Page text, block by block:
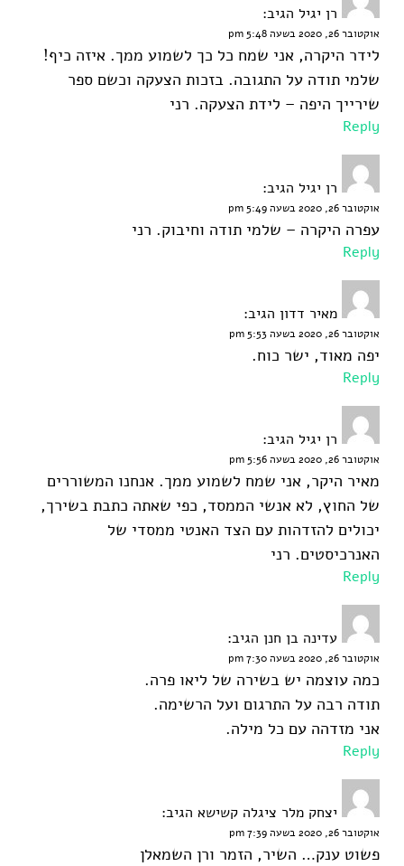
רן יגיל הגיב:
אוקטובר 26, 2020 בשעה 5:48 pm
לידר היקרה, אני שמח כל כך לשמוע ממך. איזה כיף!
שלמי תודה על התגובה. בזכות הצעקה וכשם ספר
שירייך היפה – לידת הצעקה. רני
Reply
רן יגיל הגיב:
אוקטובר 26, 2020 בשעה 5:49 pm
עפרה היקרה – שלמי תודה וחיבוק. רני
Reply
מאיר דדון הגיב:
אוקטובר 26, 2020 בשעה 5:53 pm
יפה מאוד, ישר כוח.
Reply
רן יגיל הגיב:
אוקטובר 26, 2020 בשעה 5:56 pm
מאיר היקר, אני שמח לשמוע ממך. אנחנו המשוררים
של החוץ, לא אנשי הממסד, כפי שאתה כתבת בשירך,
יכולים להזדהות עם הצד האנטי ממסדי של
האנרכיסטים. רני
Reply
עדינה בן חנן הגיב:
אוקטובר 26, 2020 בשעה 7:30 pm
כמה עוצמה יש בשירה של ליאו פרה.
תודה רבה על התרגום ועל הרשימה.
אני מזדהה עם כל מילה.
Reply
יצחק מלר ציגלה קשישא הגיב:
אוקטובר 26, 2020 בשעה 7:39 pm
פשוט ענק… השיר, הזמר ורן השמאלן